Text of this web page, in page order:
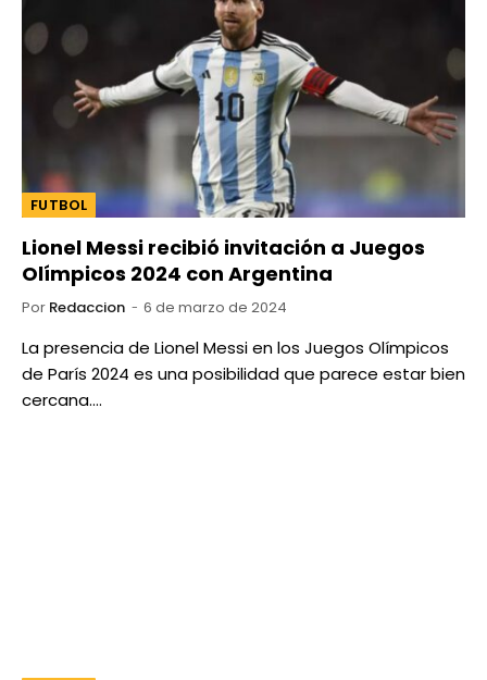
FUTBOL
Lionel Messi recibió invitación a Juegos
Olímpicos 2024 con Argentina
Por Redaccion 6 de marzo de 2024
La presencia de Lionel Messi en los Juegos Olímpicos
de París 2024 es una posibilidad que parece estar bien
cercana.…